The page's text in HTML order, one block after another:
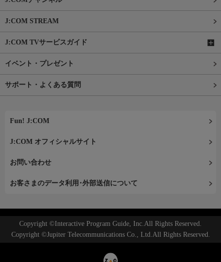
J:COM STREAM
J:COM TVサービスガイド
イベント・プレゼント
サポート・よくある質問
Fun! J:COM
J:COM オフィシャルサイト
お問い合わせ
お客さまのデータ利用･外部送信について
Copyright ©Interactive Program Guide, Inc.All Rights Reserved.
Copyright ©Jupiter Telecommunications Co., Ltd.All Rights Reserved.